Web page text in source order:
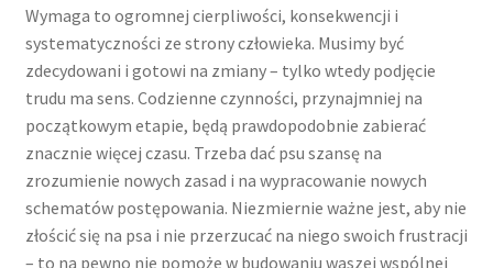
Wymaga to ogromnej cierpliwości, konsekwencji i
systematyczności ze strony człowieka. Musimy być
zdecydowani i gotowi na zmiany – tylko wtedy podjęcie
trudu ma sens. Codzienne czynności, przynajmniej na
początkowym etapie, będą prawdopodobnie zabierać
znacznie więcej czasu. Trzeba dać psu szansę na
zrozumienie nowych zasad i na wypracowanie nowych
schematów postępowania. Niezmiernie ważne jest, aby nie
złościć się na psa i nie przerzucać na niego swoich frustracji
– to na pewno nie pomoże w budowaniu waszej wspólnej